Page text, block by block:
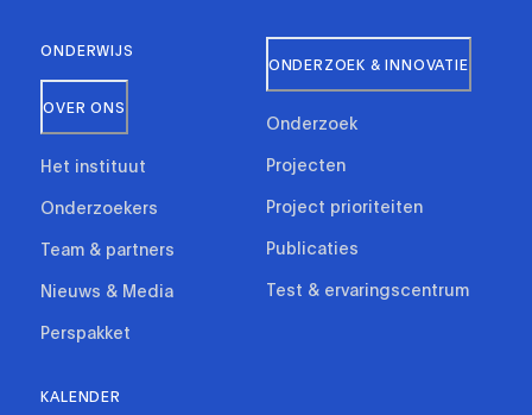
ONDERWIJS
OVER ONS
Het instituut
Onderzoekers
Team & partners
Nieuws & Media
Perspakket
ONDERZOEK & INNOVATIE
Onderzoek
Projecten
Project prioriteiten
Publicaties
Test & ervaringscentrum
KALENDER